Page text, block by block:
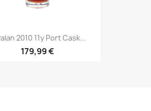
2010 11y Port Cask...
179,99 €